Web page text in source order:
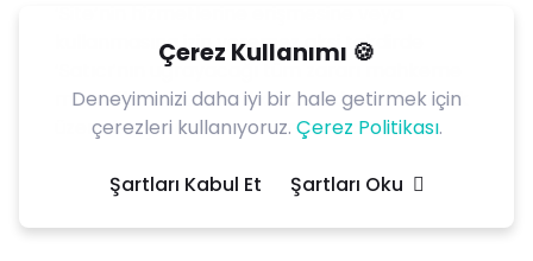
kullanmasına izin veremez aksi takdirde
‘Satıcı’nın uğrayacağı tüm zararı mahkeme
masrafları ve avukatlık ücreti de dahil olmak
üzere karşılamakla yükümlü olacaklardır.
Çerez Kullanımı 🍪
Deneyiminizi daha iyi bir hale getirmek için
çerezleri kullanıyoruz. Çerez Politikası.
Şartları Kabul Et Şartları Oku